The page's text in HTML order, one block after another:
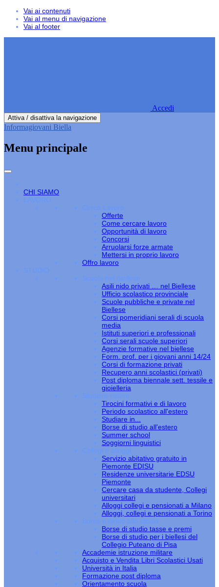
Vai ai contenuti
Vai al menu di navigazione
Vai al footer
Accedi
Attiva / disattiva la navigazione
Informagiovani Biella
Menu principale
CHI SIAMO
LAVORO
Cerco Lavoro
Offerte
Come cercare lavoro
Opportunità di lavoro
Concorsi
Arruolarsi forze armate
Mettersi in proprio lavoro
Offro lavoro
STUDIO
Scuole nel Biellese
Asili nido privati … nel Biellese
Ufficio scolastico provinciale
Scuole pubbliche e private nel
Biellese
Corsi pomeridiani serali di scuola
media
Istituti superiori e professionali
Corsi serali scuole superiori
Agenzie formative nel biellese
Form. prof. per i giovani anni 14/24
Corsi di formazione privati
Recupero anni scolastici (privati)
Post diploma biennale sett. tessile e
gioielleria
Studiare estero
Tirocini formativi e di lavoro
Periodo scolastico all'estero
Studiare in...
Borse di studio all'estero
Summer school
Soggiorni linguistici
Collegi e alloggi
Servizio abitativo gratuito in
Piemonte EDISU
Residenze universitarie EDSU
Piemonte
Cercare casa da studente, Collegi
universitari
Alloggi collegi e pensionati a Milano
Alloggi, collegi e pensionati a Torino
Borse e diritto allo studio
Borse di studio tasse e premi
Borse di studio per i biellesi del
Collegio Puteano di Pisa
Accademie istruzione militare
Acquisto e Vendita Libri Scolastici Usati
Università in Italia
Formazione post diploma
Orientamento scuola